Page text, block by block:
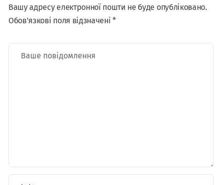
Вашу адресу електронної пошти не буде опубліковано.
Обов'язкові поля відзначені *